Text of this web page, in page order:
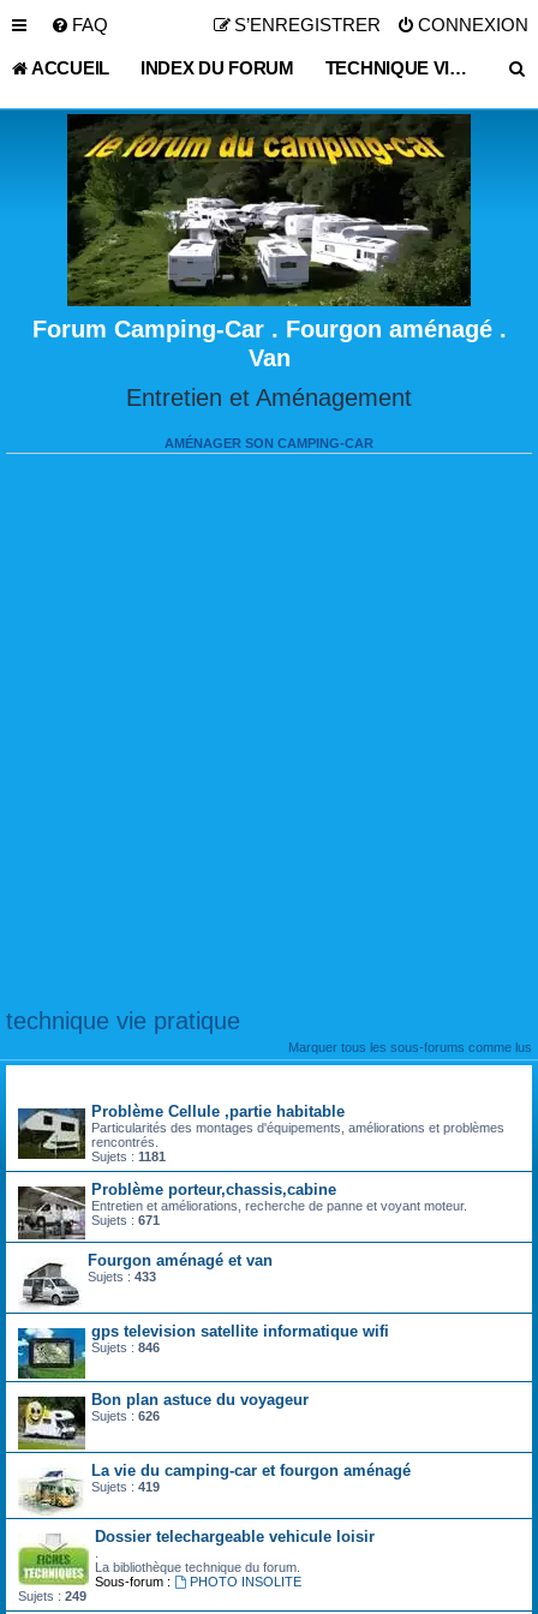
FAQ CONNEXION
S’ENREGISTRER
ACCUEIL INDEX DU FORUM TECHNIQUE VIE PRATIQUE
Forum Camping-Car . Fourgon aménagé .
Van
Entretien et Aménagement
AMÉNAGER SON CAMPING-CAR
technique vie pratique
Marquer tous les sous-forums comme lus
Problème Cellule ,partie habitable
Particularités des montages d'équipements, améliorations et problèmes
rencontrés.
Sujets : 1181
Problème porteur,chassis,cabine
Entretien et améliorations, recherche de panne et voyant moteur.
Sujets : 671
Fourgon aménagé et van
Sujets : 433
gps television satellite informatique wifi
Sujets : 846
Bon plan astuce du voyageur
Sujets : 626
La vie du camping-car et fourgon aménagé
Sujets : 419
Dossier telechargeable vehicule loisir
La bibliothèque technique du forum.
Sous-forum :
PHOTO INSOLITE
Sujets : 249